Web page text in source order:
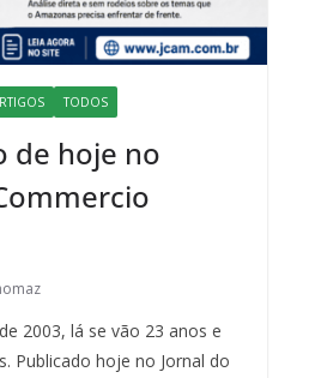
TODOS
de hoje no
2003, lá se vão 23 anos e
Publicado hoje no Jornal do